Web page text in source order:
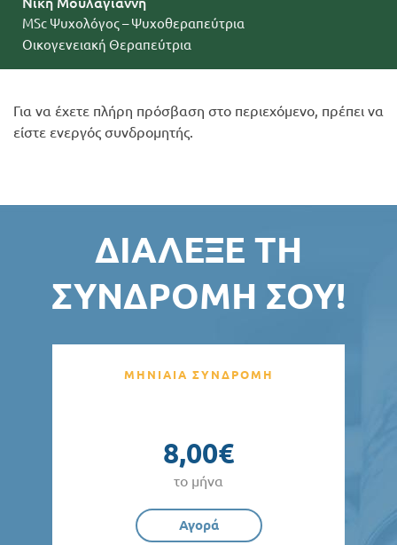
MSc Ψυχολόγος – Ψυχοθεραπεύτρια
Οικογενειακή Θεραπεύτρια
Για να έχετε πλήρη πρόσβαση στο περιεχόμενο, πρέπει να
είστε ενεργός συνδρομητής.
ΔΙΆΛΕΞΕ ΤΗ
ΣΥΝΔΡΟΜΉ ΣΟΥ!
ΜΗΝΙΑΙΑ ΣΥΝΔΡΟΜΗ
8,00€
το μήνα
Αγορά